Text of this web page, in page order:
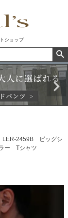
ショップ
LER-2459B ビッグシ
ー Tシャツ